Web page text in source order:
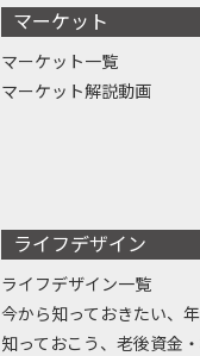
マーケット
マーケット一覧
マーケット解説動画
ライフデザイン
ライフデザイン一覧
今から知っておきたい、
知っておこう、老後資金